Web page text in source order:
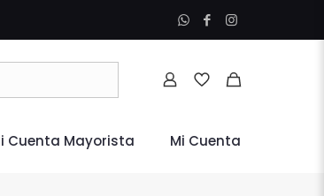
Cuenta Mayorista Mi Cuenta